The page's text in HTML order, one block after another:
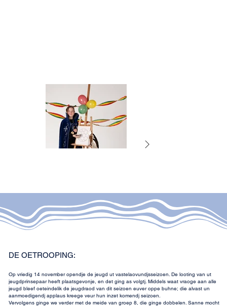
DE OETROOPING:
Op vriedig 14 november opendje de jeugd ut vastelaovundjsseizoen. De looting van ut
jeugdprinsepaar heeft plaatsgevonje, en det ging as volgtj. Middels waat vraoge aan alle
jeugd bleef oeteindelik de jeugdraod van dit seizoen euver oppe buhne; die alvast un
aanmoedigendj applaus kreege veur hun inzet komendj seizoen.
Vervolgens ginge we verder met de meide van groep 8, die ginge dobbelen. Sanne mocht